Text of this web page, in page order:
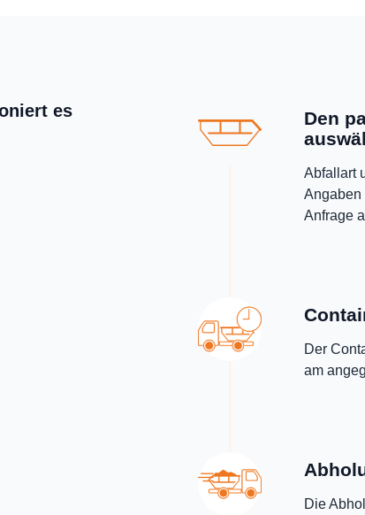
es
Den
Abfallart
Angaben
Anfrage
Der
am
Die